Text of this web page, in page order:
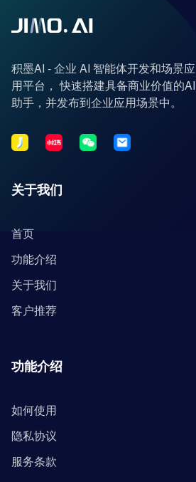
积墨AI - 企业 AI 智能体开发和场景应
用平台， 快速搭建具备商业价值的AI
助手，并发布到企业应用场景中。
关于我们
首页
功能介绍
关于我们
客户推荐
功能介绍
如何使用
隐私协议
服务条款